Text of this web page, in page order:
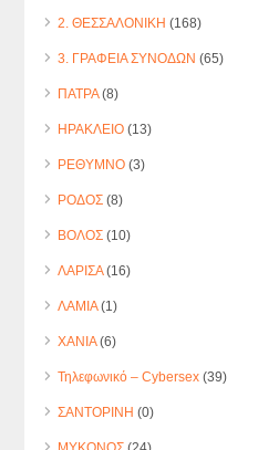
2. ΘΕΣΣΑΛΟΝΙΚΗ (168)
3. ΓΡΑΦΕΙΑ ΣΥΝΟΔΩΝ (65)
ΠΑΤΡΑ(8)
ΗΡΑΚΛΕΙΟ (13)
ΡΕΘΥΜΝΟ (3)
ΡΟΔΟΣ (8)
ΒΟΛΟΣ (10)
ΛΑΡΙΣΑ(16)
ΛΑΜΙΑ(1)
ΧΑΝΙΑ(6)
Τηλεφωνικό – Cybersex (39)
ΣΑΝΤΟΡΙΝΗ (0)